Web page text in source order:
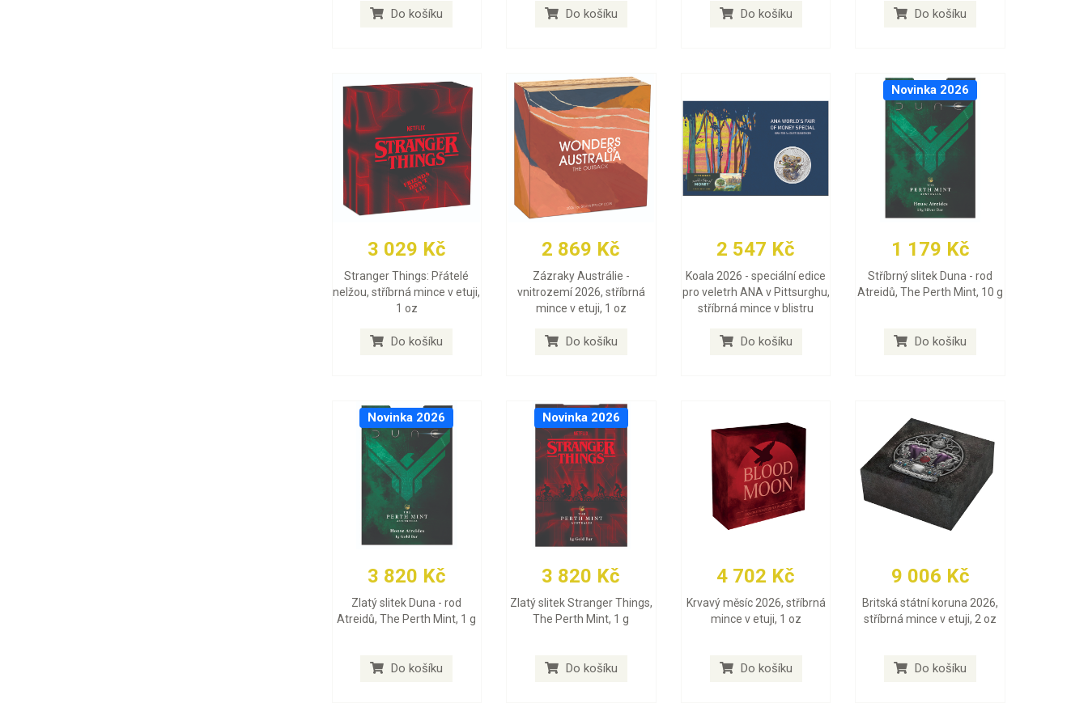
Do košíku Do košíku Do košíku Do košíku
3 029 Kč
Stranger Things: Přátelé
nelžou, stříbrná mince v etuji,
1 oz
Do košíku
2 869 Kč
Zázraky Austrálie -
vnitrozemí 2026, stříbrná
mince v etuji, 1 oz
Do košíku
2 547 Kč
Koala 2026 - speciální edice
pro veletrh ANA v Pittsurghu,
stříbrná mince v blistru
Do košíku
Novinka 2026
1 179 Kč
Stříbrný slitek Duna - rod
Atreidů, The Perth Mint, 10 g
Do košíku
Novinka 2026
3 820 Kč
Zlatý slitek Duna - rod
Atreidů, The Perth Mint, 1 g
Do košíku
Novinka 2026
3 820 Kč
Zlatý slitek Stranger Things,
The Perth Mint, 1 g
Do košíku
4 702 Kč
Krvavý měsíc 2026, stříbrná
mince v etuji, 1 oz
Do košíku
9 006 Kč
Britská státní koruna 2026,
stříbrná mince v etuji, 2 oz
Do košíku